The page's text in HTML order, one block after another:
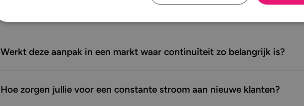
Werkt deze aanpak in een markt waar continuïteit zo belangrijk is?
Hoe zorgen jullie voor een constante stroom aan nieuwe klanten?